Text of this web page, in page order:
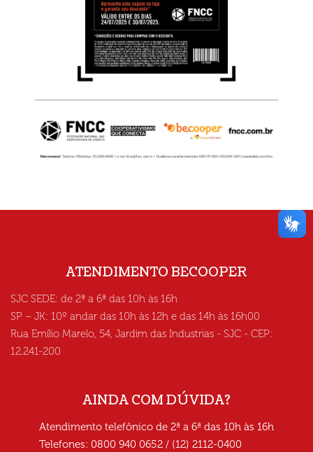
ATENDIMENTO BECOOPER
SJC SEDE: de 2ª a 6ª das 10h às 16h
SP – JK: 10º andar das 10h às 12h e das 14h às 16h00
Rua Emílio Marelo, 54, Jardim das Industrias - SJC - CEP:
12.241-200
AINDA COM DÚVIDA?
Atendimento telefônico de 2ª a 6ª das 10h às 16h
Telefones: 0800 940 0652 / (12) 2112-0400